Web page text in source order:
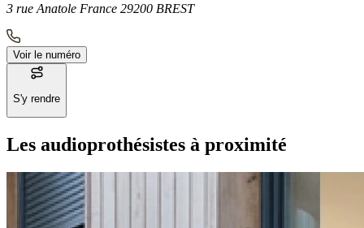
3 rue Anatole France 29200 BREST
Voir le numéro
S'y rendre
Les audioprothésistes à proximité